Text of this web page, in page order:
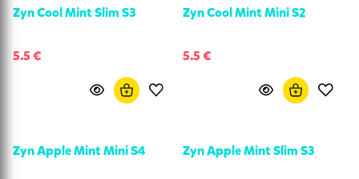
Zyn Cool Mint Slim S3
5.5 €
Zyn Cool Mint Mini S2
5.5 €
Zyn Apple Mint Mini S4 Zyn Apple Mint Slim S3